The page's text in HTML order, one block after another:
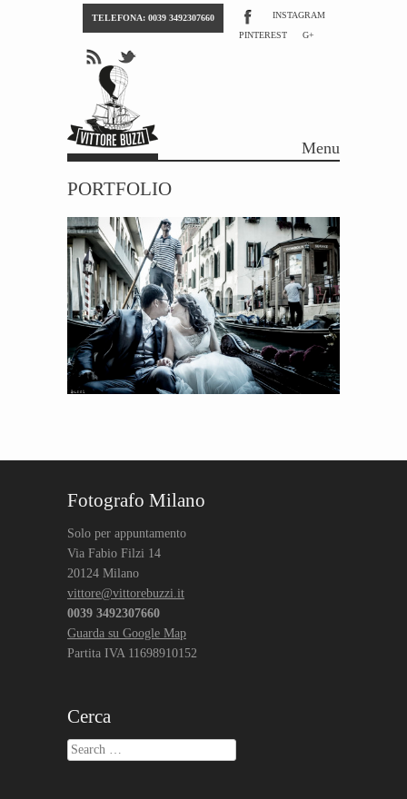
TELEFONA: 0039 3492307660
INSTAGRAM
PINTEREST
G+
Menu
PORTFOLIO
Post navigation
Fotografo Milano
Solo per appuntamento
Via Fabio Filzi 14
20124 Milano
vittore@vittorebuzzi.it
0039 3492307660
Guarda su Google Map
Partita IVA 11698910152
Cerca
Search